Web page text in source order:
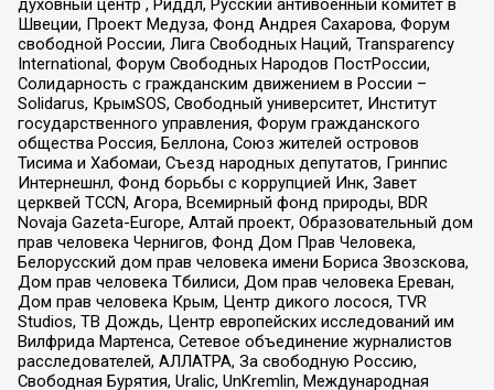
духовный центр , Риддл, Русский антивоенный комитет в
Швеции, Проект Медуза, Фонд Андрея Сахарова, Форум
свободной России, Лига Свободных Наций, Transparеncy
International, Форум Свободных Народов ПостРоссии,
Солидарность с гражданским движением в России –
Solidarus, КрымSOS, Свободный университет, Институт
государственного управления, Форум гражданского
общества Россия, Беллона, Союз жителей островов
Тисима и Хабомаи, Съезд народных депутатов, Гринпис
Интернешнл, Фонд борьбы с коррупцией Инк, Завет
церквей TCCN, Агора, Всемирный фонд природы, BDR
Novaja Gazeta-Europe, Алтай проект, Образовательный дом
прав человека Чернигов, Фонд Дом Прав Человека,
Белорусский дом прав человека имени Бориса Звозскова,
Дом прав человека Тбилиси, Дом прав человека Ереван,
Дом прав человека Крым, Центр дикого лосося, TVR
Studios, ТВ Дождь, Центр европейских исследований им
Вилфрида Мартенса, Сетевое объединение журналистов
расследователей, АЛЛАТРА, За свободную Россию,
Свободная Бурятия, Uralic, UnKremlin, Международная